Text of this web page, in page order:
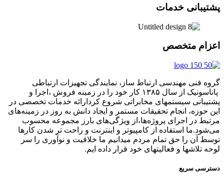
پشتیبانی خدمات
اعزام متخصص
گروه فنی مهندسی ارتباط ساز، نمایندگی تجهیزات ارتباطی
پاناسونیک از سال ۱۳۸۵ کار خود را در زمینه فروش ،اجرا و
پشتیبانی سیستمهای مخابراتی شروع کردارائه خدمات تخصصی در
این حوزه، انجام تحقیقات مستمر و ایجاد دانش به‌ روز در زمینه‌های
مرتبط در اجرای پروژه‌ها،از ویژگی‌های بارز مجموعه محسوب
می‌شود.ما استفاده از کامپیوتر و اینترنت و راحت تر شدن کارها
توسط آن را حق تمام مردم میدانیم ما خلاقیت و نوآوری را سر
لوحه تلاشها و فعالیتهای خود قرار داده ایم.
دسترسی سریع